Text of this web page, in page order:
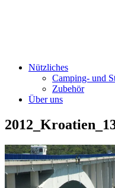
Nützliches
Camping- und
Zubehör
Über uns